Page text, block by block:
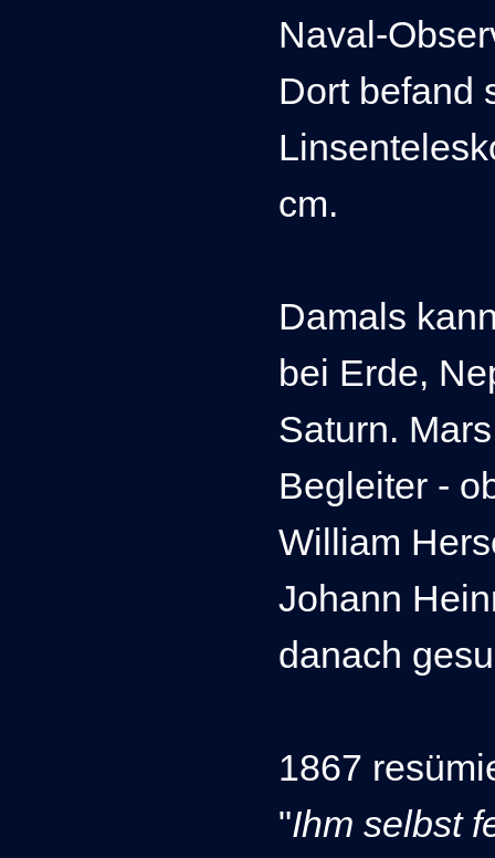
Naval-
Dort befand
cm.
Damals
bei Erde,
Saturn.
Begleiter -
William
Johann
danach
1867
"Ihm selbst